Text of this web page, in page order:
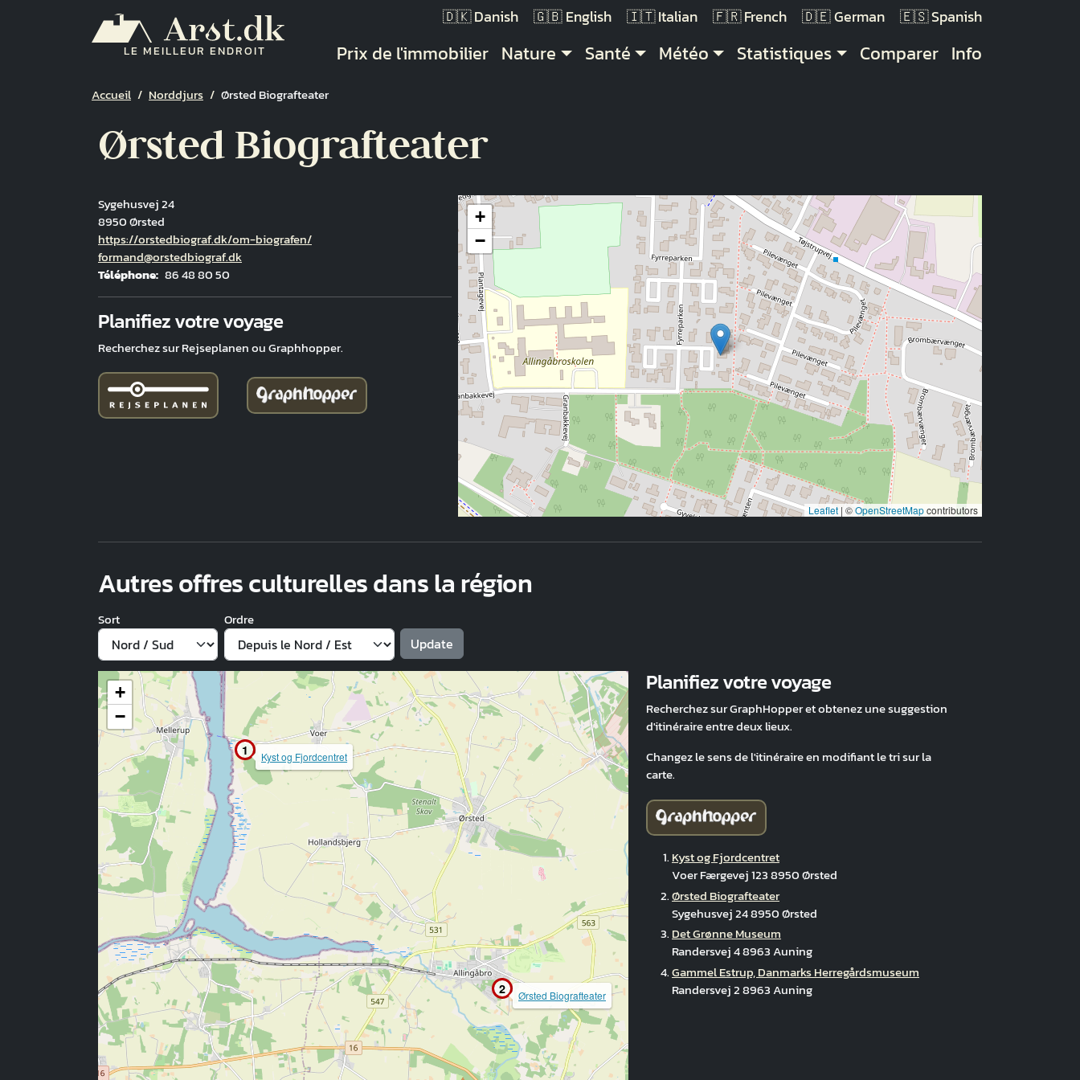
LE MEILLEUR ENDROIT
Danish English Italian French German Spanish
Navigation principale
Prix de l'immobilier Nature Santé Météo Statistiques Comparer Info
Fil d'Ariane
Accueil Norddjurs Ørsted Biografteater
Ørsted Biografteater
Sygehusvej 24
8950 Ørsted
Hjemmeside
https://orstedbiograf.dk/om-biografen/
Courriel
formand@orstedbiograf.dk
Téléphone 86 48 80 50
Planifiez votre voyage
Recherchez sur Rejseplanen ou Graphhopper.
+
−
Leaflet | ©OpenStreetMapcontributors
Autres offres culturelles dans la région
Sort Ordre
1
2
Kyst og Fjordcentret
Ørsted Biografteater
+
−
Planifiez votre voyage
Recherchez sur GraphHopper et obtenez une suggestion
d'itinéraire entre deux lieux.
Changez le sens de l'itinéraire en modifiant le tri sur la
carte.
Kyst og Fjordcentret
Voer Færgevej 123 8950 Ørsted
Ørsted Biografteater
Sygehusvej 24 8950 Ørsted
Det Grønne Museum
Randersvej 4 8963 Auning
Gammel Estrup, Danmarks Herregårdsmuseum
Randersvej 2 8963 Auning